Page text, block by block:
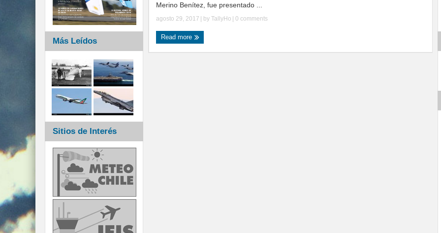
Merino Benítez, fue presentado ...
agosto 29, 2017 | by TallyHo 0 comments
Read more
Más Leídos
Sitios de Interés